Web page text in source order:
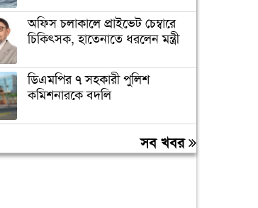
অফিস চলাকালে প্রাইভেট চেম্বারে
চিকিৎসক, হাতেনাতে ধরলেন মন্ত্রী
ডিএমপির ৭ সহকারী পুলিশ
কমিশনারকে বদলি
বন্যায় ক্ষতিগ্রস্ত ১০০ পরিবারকে
রোববার নতুন ঘর দেবেনসব খবর